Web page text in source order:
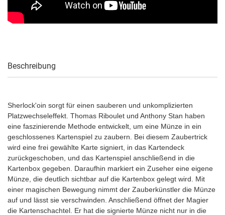
Beschreibung
Sherlock'oin sorgt für einen sauberen und unkomplizierten
Platzwechseleffekt. Thomas Riboulet und Anthony Stan haben
eine faszinierende Methode entwickelt, um eine Münze in ein
geschlossenes Kartenspiel zu zaubern. Bei diesem Zaubertrick
wird eine frei gewählte Karte signiert, in das Kartendeck
zurückgeschoben, und das Kartenspiel anschließend in die
Kartenbox gegeben. Daraufhin markiert ein Zuseher eine eigene
Münze, die deutlich sichtbar auf die Kartenbox gelegt wird. Mit
einer magischen Bewegung nimmt der Zauberkünstler die Münze
auf und lässt sie verschwinden. Anschließend öffnet der Magier
die Kartenschachtel. Er hat die signierte Münze nicht nur in die